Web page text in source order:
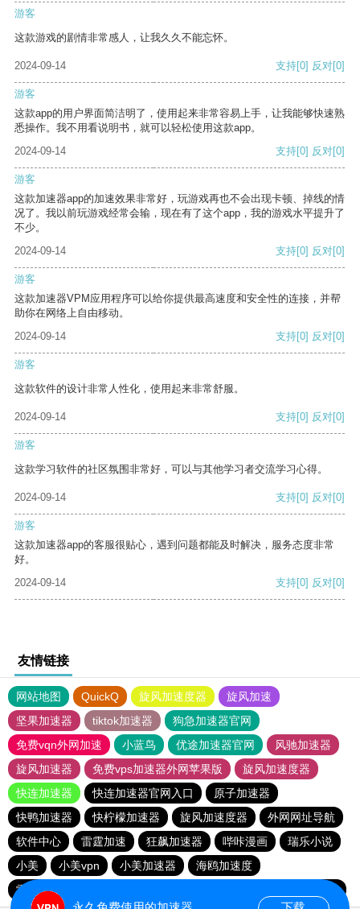
游客
这款游戏的剧情非常感人，让我久久不能忘怀。
2024-09-14 支持[0] 反对[0]
游客
这款app的用户界面简洁明了，使用起来非常容易上手，让我能够快速熟
悉操作。我不用看说明书，就可以轻松使用这款app。
2024-09-14
支持[0] 反对[0]
游客
这款加速器app的加速效果非常好，玩游戏再也不会出现卡顿、掉线的情
况了。我以前玩游戏经常会输，现在有了这个app，我的游戏水平提升了
不少。
2024-09-14
支持[0] 反对[0]
游客
这款加速器VPM应用程序可以给你提供最高速度和安全性的连接，并帮
助你在网络上自由移动。
2024-09-14
支持[0] 反对[0]
游客
这款软件的设计非常人性化，使用起来非常舒服。
2024-09-14 支持[0] 反对[0]
游客
这款学习软件的社区氛围非常好，可以与其他学习者交流学习心得。
2024-09-14 支持[0] 反对[0]
游客
这款加速器app的客服很贴心，遇到问题都能及时解决，服务态度非常
好。
2024-09-14
支持[0] 反对[0]
友情链接
网站地图 QuickQ 旋风加速度器
旋风加速
坚果加速器
tiktok加速器
狗急加速器官网
免费vqn外网加速
小蓝鸟 优途加速器官网
风驰加速器
旋风加速器
免费vps加速器外网苹果版
旋风加速度器
快连加速器
快连加速器官网入口
原子加速器
快鸭加速器
快柠檬加速器 旋风加速度器
外网网址导航
软件中心
雷霆加速 狂飙加速器 哔咔漫画
瑞乐小说
小美
小美vpn 小美加速器
海鸥加速度
雷霆加速版ins
雷霆加速